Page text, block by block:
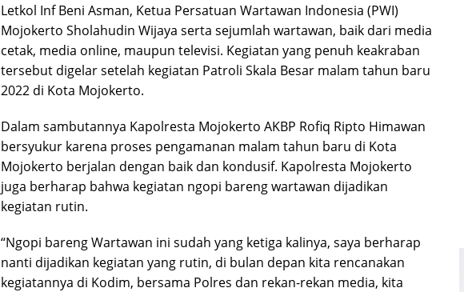
Letkol Inf Beni Asman, Ketua Persatuan Wartawan Indonesia (PWI)
Mojokerto Sholahudin Wijaya serta sejumlah wartawan, baik dari media
cetak, media online, maupun televisi. Kegiatan yang penuh keakraban
tersebut digelar setelah kegiatan Patroli Skala Besar malam tahun baru
2022 di Kota Mojokerto.
Dalam sambutannya Kapolresta Mojokerto AKBP Rofiq Ripto Himawan
bersyukur karena proses pengamanan malam tahun baru di Kota
Mojokerto berjalan dengan baik dan kondusif. Kapolresta Mojokerto
juga berharap bahwa kegiatan ngopi bareng wartawan dijadikan
kegiatan rutin.
“Ngopi bareng Wartawan ini sudah yang ketiga kalinya, saya berharap
nanti dijadikan kegiatan yang rutin, di bulan depan kita rencanakan
kegiatannya di Kodim, bersama Polres dan rekan-rekan media, kita